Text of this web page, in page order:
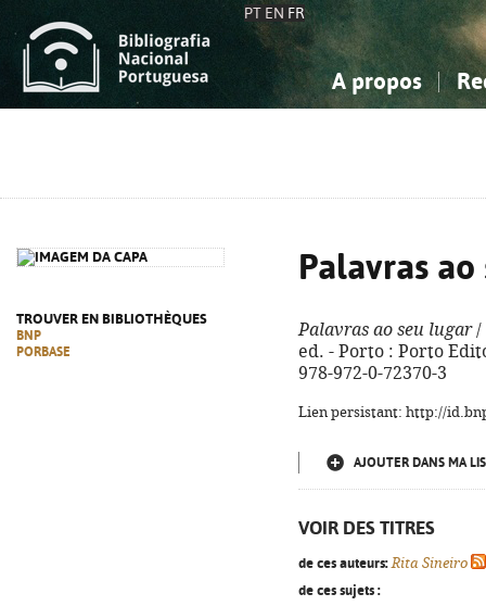
PT EN FR
A propos
TROUVER EN BIBLIOTHÈQUES
BNP
PORBASE
Palavras
Palavras ao seu lugar/
ed. - Porto : Porto
978-972-0-72370-3
Lien persistant: http://
AJOUTER DANS MA
VOIR DES TITRES
de ces auteurs: Rita Sineiro
de ces sujets :